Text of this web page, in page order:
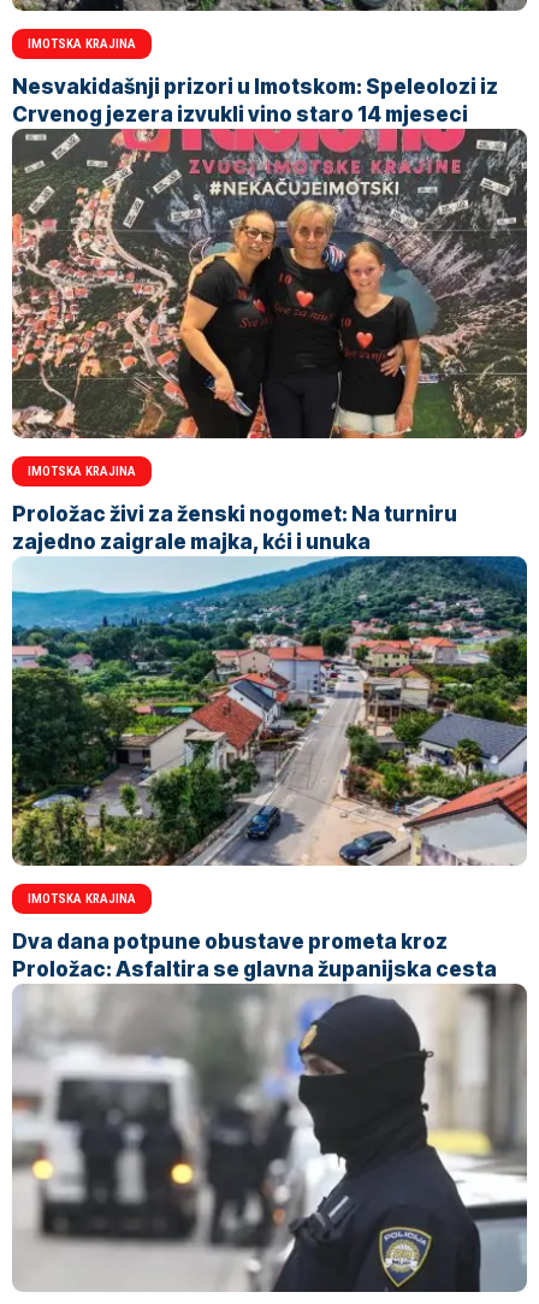
IMOTSKA KRAJINA
Nesvakidašnji prizori u Imotskom: Speleolozi iz
Crvenog jezera izvukli vino staro 14 mjeseci
IMOTSKA KRAJINA
Proložac živi za ženski nogomet: Na turniru
zajedno zaigrale majka, kći i unuka
IMOTSKA KRAJINA
Dva dana potpune obustave prometa kroz
Proložac: Asfaltira se glavna županijska cesta